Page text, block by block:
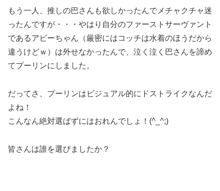
もう一人、推しの巴さんも欲しかったんでメチャクチャ迷
ったんですが・・・やはり自分のファーストサーヴァント
であるアビーちゃん（厳密にはコッチは水着のほうだから
違うけどｗ）は外せなかったんで、泣く泣く巴さんを諦め
てプーリンにしました。
だってさ、プーリンはビジュアル的にドストライクなんだ
よね！
こんなん絶対選ばずにはおれんでしょ！(^_^;)
皆さんは誰を選びましたか？